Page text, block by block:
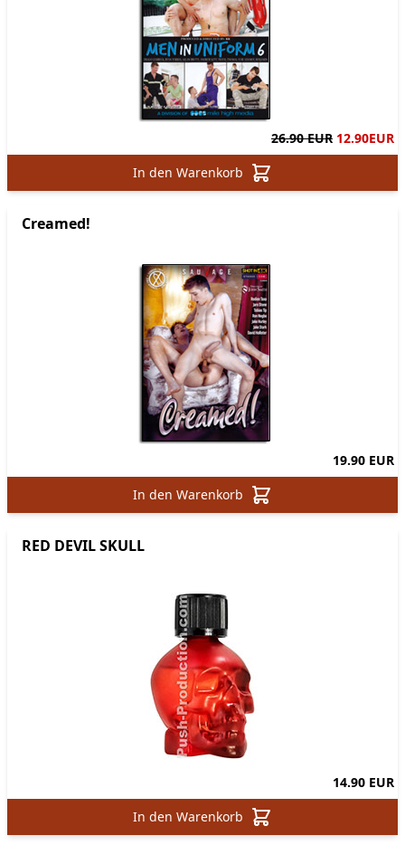
26.90 EUR 12.90EUR
In den Warenkorb
Creamed!
19.90 EUR
In den Warenkorb
RED DEVIL SKULL
14.90 EUR
In den Warenkorb